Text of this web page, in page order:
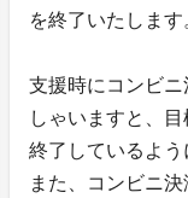
を終了いたします
支援時にコンビ
しゃいますと、
終了しているよう
また、コンビニ